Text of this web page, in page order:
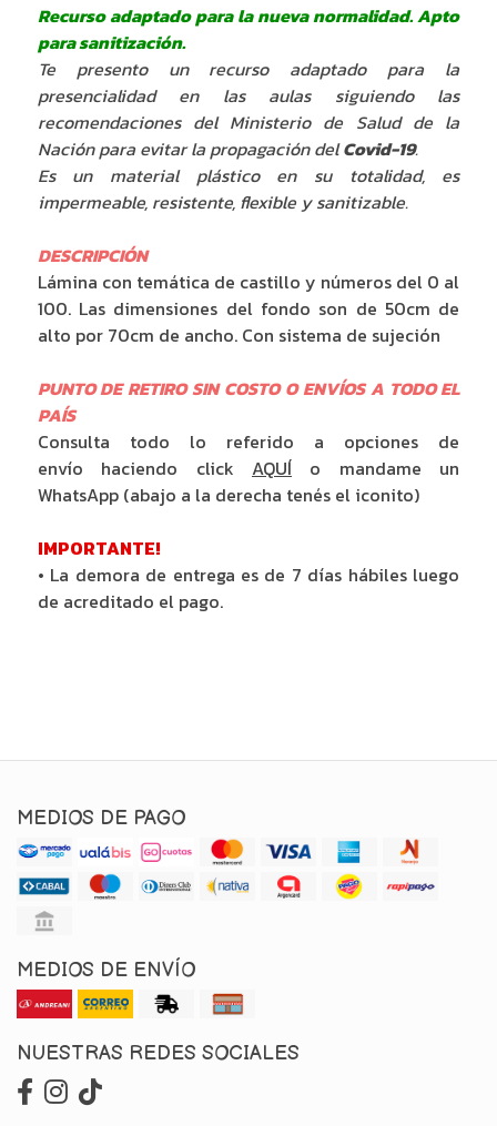
Recurso adaptado para la nueva normalidad. Apto
para sanitización.
Te presento un recurso adaptado para la
presencialidad en las aulas siguiendo las
recomendaciones del Ministerio de Salud de la
Nación para evitar la propagación delCovid-19.
Es un material plástico en su totalidad, es
impermeable, resistente, flexible y sanitizable.
DESCRIPCIÓN
Lámina con temática de castillo y números del 0 al
100. Las dimensiones del fondo son de 50cm de
alto por 70cm de ancho. Con sistema de sujeción
PUNTO DE RETIRO SIN COSTO O ENVÍOS A TODO EL
PAÍS
Consulta todo lo referido a opciones de
envío haciendo click AQUÍ o mandame un
WhatsApp (abajo a la derecha tenés el iconito)
IMPORTANTE!
• La demora de entrega es de 7 días hábiles luego
de acreditado el pago.
MEDIOS DE PAGO
MEDIOS DE ENVÍO
NUESTRAS REDES SOCIALES